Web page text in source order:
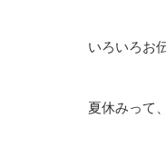
いろいろお
夏休みって